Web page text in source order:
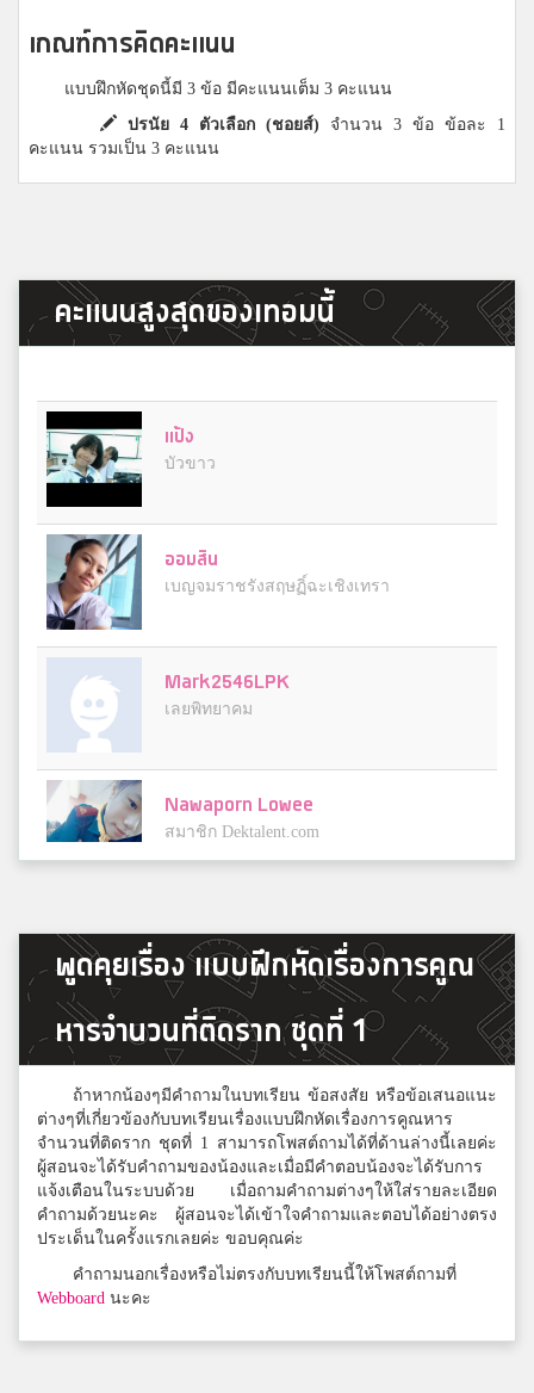
เกณฑ์การคิดคะแนน
แบบฝึกหัดชุดนี้มี 3 ข้อ มีคะแนนเต็ม 3 คะแนน
ปรนัย 4 ตัวเลือก (ชอยส์) จำนวน 3 ข้อ ข้อละ 1
คะแนน รวมเป็น 3 คะแนน
คะแนนสูงสุดของเทอมนี้
แป้ง
บัวขาว
ออมสิน
เบญจมราชรังสฤษฏิ์ฉะเชิงเทรา
Mark2546LPK
เลยพิทยาคม
Nawaporn Lowee
สมาชิก Dektalent.com
PU Pae
สมาชิก Dektalent.com 3
Intanon Thongsoi
3
กบ
สาธิตมหาวิทยาลัยรามคำแหง
พูดคุยเรื่อง แบบฝึกหัดเรื่องการคูณ
หารจำนวนที่ติดราก ชุดที่ 1
ถ้าหากน้องๆมีคำถามในบทเรียน ข้อสงสัย หรือข้อเสนอแนะ
ต่างๆที่เกี่ยวข้องกับบทเรียนเรื่องแบบฝึกหัดเรื่องการคูณหาร
จำนวนที่ติดราก ชุดที่ 1 สามารถโพสต์ถามได้ที่ด้านล่างนี้เลยค่ะ
ผู้สอนจะได้รับคำถามของน้องและเมื่อมีคำตอบน้องจะได้รับการ
แจ้งเตือนในระบบด้วย เมื่อถามคำถามต่างๆให้ใส่รายละเอียด
คำถามด้วยนะคะ ผู้สอนจะได้เข้าใจคำถามและตอบได้อย่างตรง
ประเด็นในครั้งแรกเลยค่ะ ขอบคุณค่ะ
คำถามนอกเรื่องหรือไม่ตรงกับบทเรียนนี้ให้โพสต์ถามที่
Webboard นะคะ